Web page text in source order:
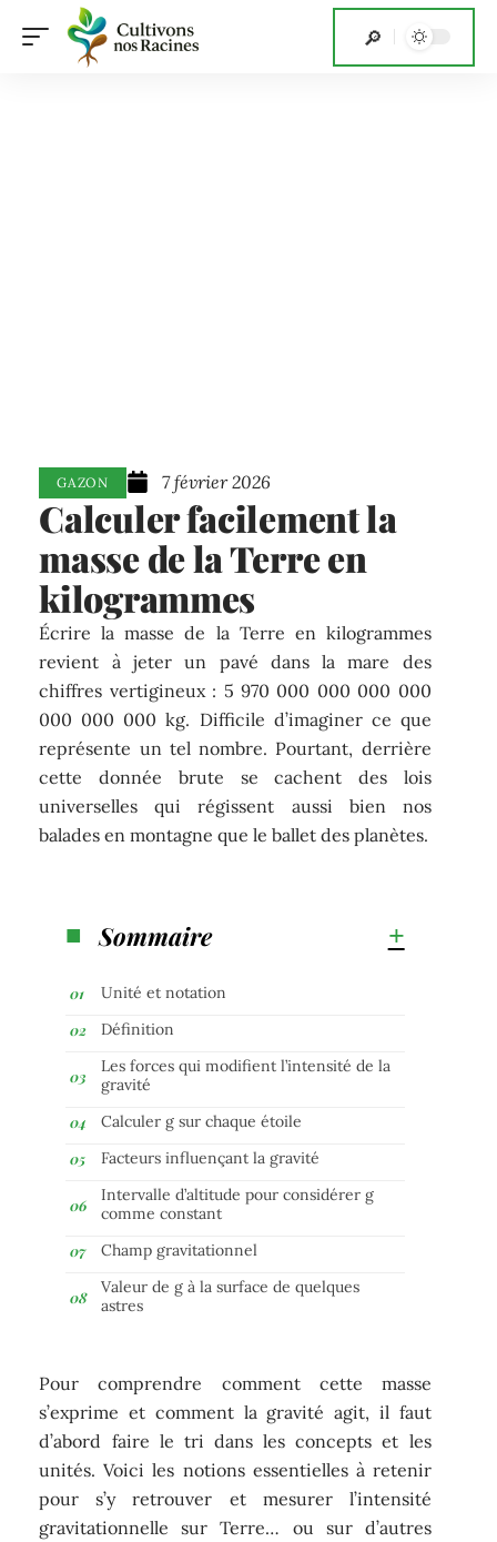
GAZON 7 février 2026
Calculer facilement la
masse de la Terre en
kilogrammes
Écrire la masse de la Terre en kilogrammes
revient à jeter un pavé dans la mare des
chiffres vertigineux : 5 970 000 000 000 000
000 000 000 kg. Difficile d’imaginer ce que
représente un tel nombre. Pourtant, derrière
cette donnée brute se cachent des lois
universelles qui régissent aussi bien nos
balades en montagne que le ballet des planètes.
Sommaire
Unité et notation
Définition
Les forces qui modifient l’intensité de la
gravité
Calculer g sur chaque étoile
Facteurs influençant la gravité
Intervalle d’altitude pour considérer g
comme constant
Champ gravitationnel
Valeur de g à la surface de quelques
astres
Pour comprendre comment cette masse
s’exprime et comment la gravité agit, il faut
d’abord faire le tri dans les concepts et les
unités. Voici les notions essentielles à retenir
pour s’y retrouver et mesurer l’intensité
gravitationnelle sur Terre… ou sur d’autres